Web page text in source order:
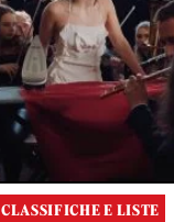
CLASSIFICHE E LISTE